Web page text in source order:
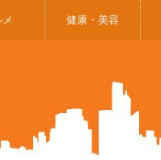
健康・美容